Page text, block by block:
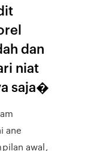
dan
niat
saja�
ane
awal,